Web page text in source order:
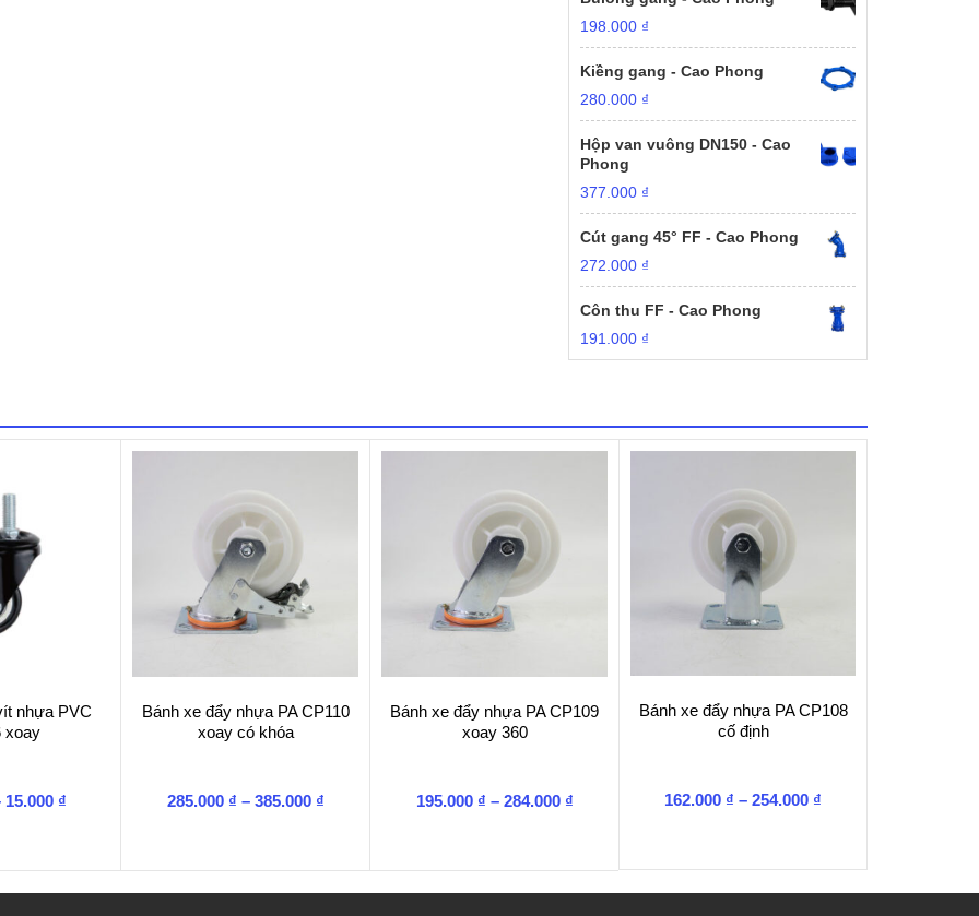
198.000 ₫
Kiềng gang - Cao Phong
280.000 ₫
Hộp van vuông DN150 - Cao
Phong
377.000 ₫
Cút gang 45° FF - Cao Phong
272.000 ₫
Côn thu FF - Cao Phong
191.000 ₫
nhựa PVC
xoay
15.000 ₫Khoảng
Bánh xe đẩy nhựa PA CP110
xoay có khóa
285.000 ₫ – 385.000 ₫Khoảng
Bánh xe đẩy nhựa PA CP109
xoay 360
195.000 ₫ – 284.000 ₫Khoảng
Bánh xe đẩy nhựa PA CP108
cố định
162.000 ₫ – 254.000 ₫